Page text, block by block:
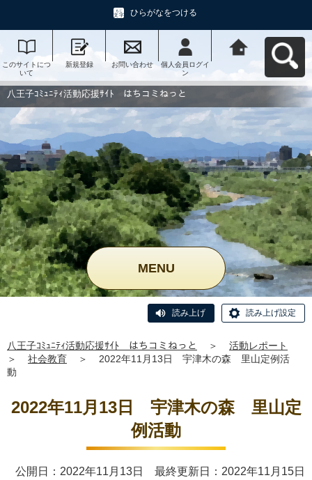
ひらがなをつける
このサイトにつ
いて
新規登録 お問い合わせ
個人会員ログイ
ン
動応援ｻｲﾄ はち
コミねっとへ戻
八王子ｺﾐｭﾆﾃｨ活動応援ｻｲﾄ はちコミねっと
MENU
読み上げ 読み上げ設定
八王子ｺﾐｭﾆﾃｨ活動応援ｻｲﾄ はちコミねっと ＞
活動レポート
＞
社会教育 ＞
2022年11月13日 宇津木の森 里山定例活
動
2022年11月13日 宇津木の森 里山定
例活動
公開日：2022年11月13日 最終更新日：2022年11月15日